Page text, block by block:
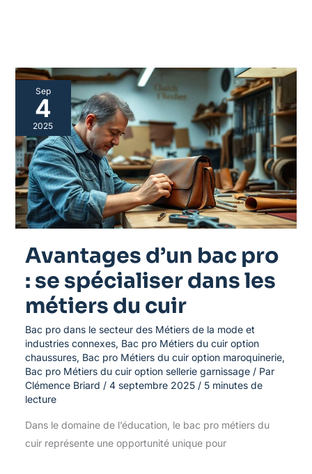
Sep
4
2025
Avantages d’un bac pro
: se spécialiser dans les
métiers du cuir
Bac pro dans le secteur des Métiers de la mode et
industries connexes, Bac pro Métiers du cuir option
chaussures, Bac pro Métiers du cuir option maroquinerie,
Bac pro Métiers du cuir option sellerie garnissage/ Par
Clémence Briard / 4 septembre 2025 / 5 minutes de
lecture
Dans le domaine de l’éducation, le bac pro métiers du
cuir représente une opportunité unique pour
Avantages
d’un
bac
pro
:
se
spécialiser
dans
les
métiers
du
cuir